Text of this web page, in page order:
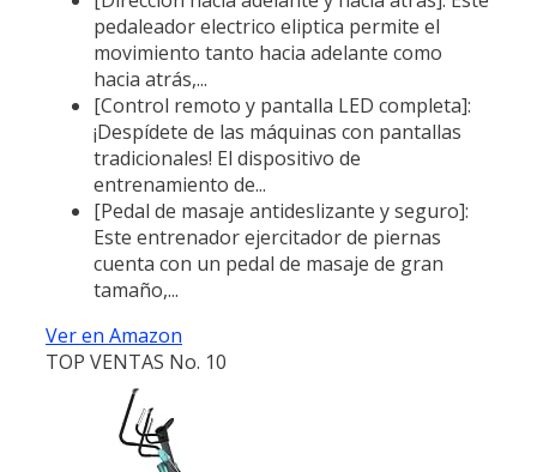
pedaleador electrico eliptica permite el
movimiento tanto hacia adelante como
hacia atrás,...
[Control remoto y pantalla LED completa]:
¡Despídete de las máquinas con pantallas
tradicionales! El dispositivo de
entrenamiento de...
[Pedal de masaje antideslizante y seguro]:
Este entrenador ejercitador de piernas
cuenta con un pedal de masaje de gran
tamaño,...
Ver en Amazon
TOP VENTAS No. 10